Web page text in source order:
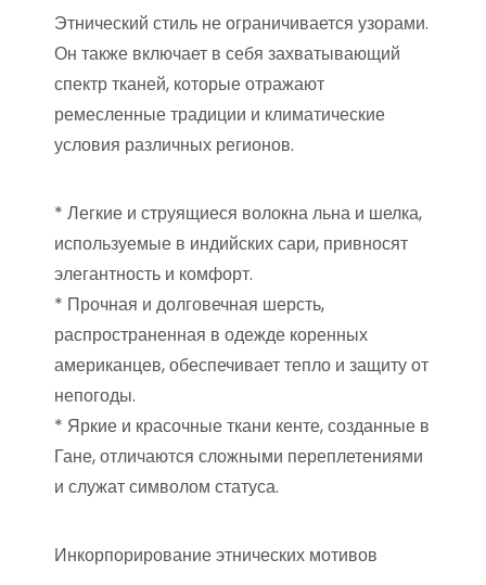
Этнический стиль не ограничивается узорами.
Он также включает в себя захватывающий
спектр тканей, которые отражают
ремесленные традиции и климатические
условия различных регионов.
* Легкие и струящиеся волокна льна и шелка,
используемые в индийских сари, привносят
элегантность и комфорт.
* Прочная и долговечная шерсть,
распространенная в одежде коренных
американцев, обеспечивает тепло и защиту от
непогоды.
* Яркие и красочные ткани кенте, созданные в
Гане, отличаются сложными переплетениями
и служат символом статуса.
Инкорпорирование этнических мотивов